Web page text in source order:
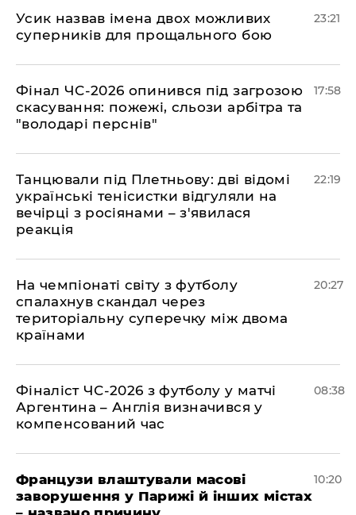
​Усик назвав імена двох можливих
суперників для прощального бою
23:21
​Фінал ЧС-2026 опинився під загрозою
скасування: пожежі, сльози арбітра та
"володарі перснів"
17:58
​Танцювали під Плетньову: дві відомі
українські тенісистки відгуляли на
вечірці з росіянами – з'явилася
реакція
22:19
​На чемпіонаті світу з футболу
спалахнув скандал через
територіальну суперечку між двома
країнами
20:27
Фіналіст ЧС-2026 з футболу у матчі
Аргентина – Англія визначився у
компенсований час
08:38
Французи влаштували масові
заворушення у Парижі й інших містах
10:20